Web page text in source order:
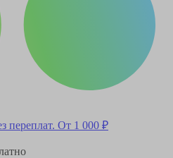
переплат. От 1 000 ₽